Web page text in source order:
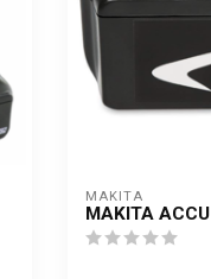
MAKITA
MAKITA ACCU